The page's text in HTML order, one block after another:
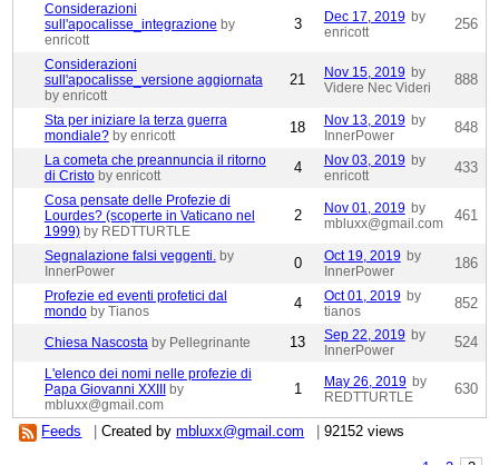
Considerazioni
sull'apocalisse_integrazione by
enricott
3 Dec 17, 2019 by
enricott
256
Considerazioni
sull'apocalisse_versione aggiornata
by enricott
21 Nov 15, 2019 by
Videre Nec Videri
888
Sta per iniziare la terza guerra
mondiale? by enricott 18 Nov 13, 2019 by
InnerPower
848
La cometa che preannuncia il ritorno
di Cristo by enricott 4 Nov 03, 2019 by
enricott
433
Cosa pensate delle Profezie di
Lourdes? (scoperte in Vaticano nel
1999) by REDTTURTLE
2 Nov 01, 2019 by
mbluxx@gmail.com
461
Segnalazione falsi veggenti. by
InnerPower
0 Oct 19, 2019 by
InnerPower
186
Profezie ed eventi profetici dal
mondo by Tianos 4 Oct 01, 2019 by
tianos
852
Chiesa Nascosta by Pellegrinante 13 Sep 22, 2019 by
InnerPower
524
L'elenco dei nomi nelle profezie di
Papa Giovanni XXIII
by
mbluxx@gmail.com
1 May 26, 2019 by
REDTTURTLE
630
Feeds Created bymbluxx@gmail.com 92152 views